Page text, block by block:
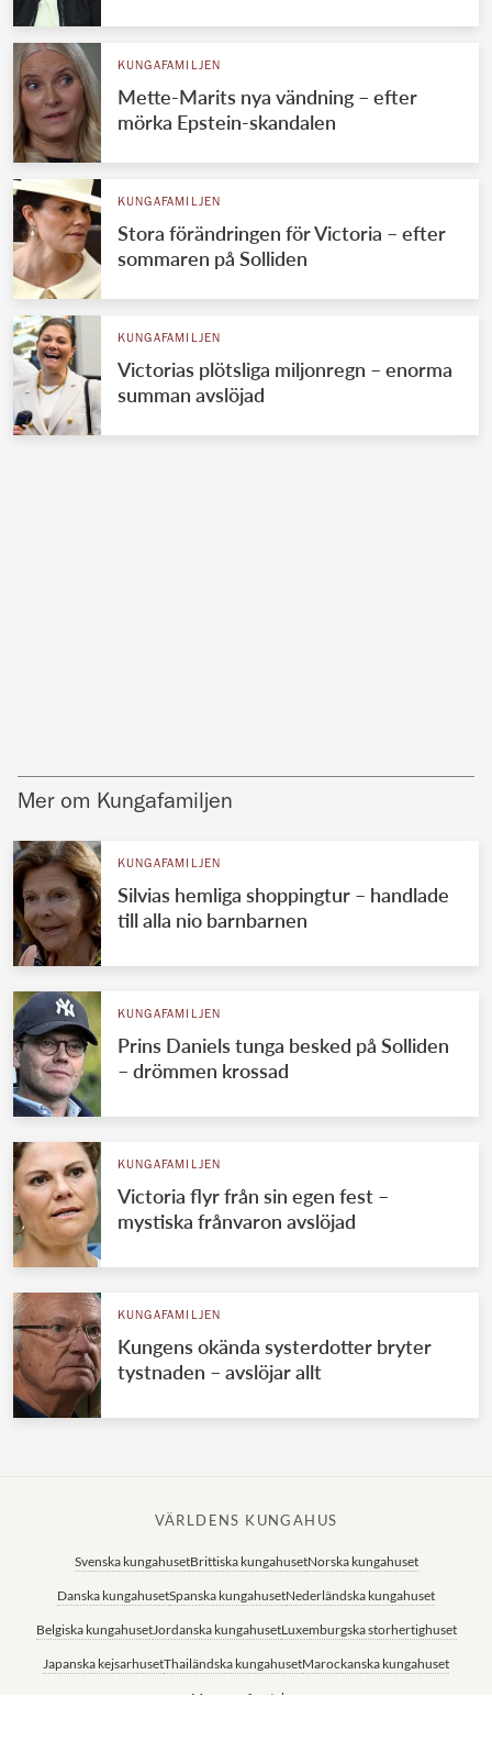
KUNGAFAMILJEN
Mette-Marits nya vändning – efter
mörka Epstein-skandalen
KUNGAFAMILJEN
Stora förändringen för Victoria – efter
sommaren på Solliden
KUNGAFAMILJEN
Victorias plötsliga miljonregn – enorma
summan avslöjad
Mer om Kungafamiljen
KUNGAFAMILJEN
Silvias hemliga shoppingtur – handlade
till alla nio barnbarnen
KUNGAFAMILJEN
Prins Daniels tunga besked på Solliden
– drömmen krossad
KUNGAFAMILJEN
Victoria flyr från sin egen fest –
mystiska frånvaron avslöjad
KUNGAFAMILJEN
Kungens okända systerdotter bryter
tystnaden – avslöjar allt
VÄRLDENS KUNGAHUS
Svenska kungahusetBrittiska kungahusetNorska kungahuset
Danska kungahusetSpanska kungahusetNederländska kungahuset
Belgiska kungahusetJordanska kungahusetLuxemburgska storhertighuset
Japanska kejsarhusetThailändska kungahusetMarockanska kungahuset
Monacos furstehus